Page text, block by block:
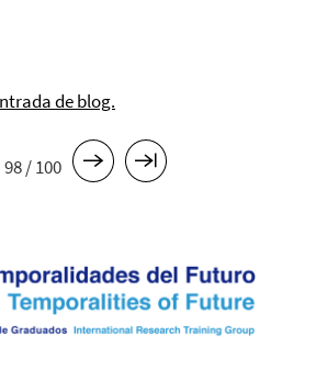
de blog.
98 / 100